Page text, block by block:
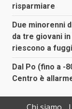
risparmiare
Due minorenni
da tre giovani
riescono a
Dal Po (fino a -
Centro è